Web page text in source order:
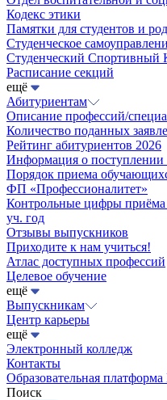
Кодекс этики
Памятки для студентов и
Студенческое
Студенческий Спортивный
Расписание секций
ещё
Абитуриентам
Описание профессий/
Количество поданных
Рейтинг абитуриентов 2026
Информация о поступлении
Порядок приема
ФП «Профессионалитет»
Контрольные цифры
уч. год
Отзывы выпускников
Приходите к нам учиться!
Атлас доступных профессий
Целевое обучение
ещё
Выпускникам
Центр карьеры
ещё
Электронный колледж
Контакты
Образовательная
Поиск